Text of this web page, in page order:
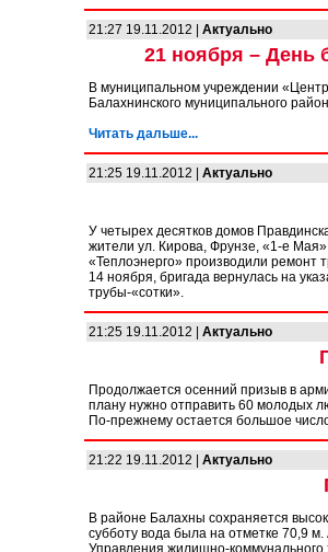
21:27 19.11.2012 | Актуально
21 ноября – День
В муниципальном учреждении
Балахнинского муниципального
Читать дальше...
21:25 19.11.2012 | Актуально
У четырех десятков домов
жители ул. Кирова, Фрунзе, «1-е
«Теплоэнерго» производили
14 ноября, бригада вернулась на
трубы-«сотки».
21:25 19.11.2012 | Актуально
Продолжается осенний призыв в
плану нужно отправить 60 молодых
По-прежнему остается большое
21:22 19.11.2012 | Актуально
В районе Балахны сохраняется
субботу вода была на отметке 70,9
Управления жилищно-коммунального